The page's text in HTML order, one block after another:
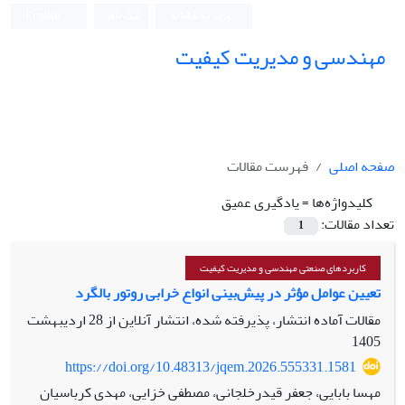
مهندسی و مدیریت کیفیت
صفحه اصلی
فهرست مقالات
کلیدواژه‌ها =یادگیری عمیق
تعداد مقالات:
1
کاربردهای صنعتی مهندسی و مدیریت کیفیت
تعیین عوامل مؤثر در پیش‌بینی انواع خرابی روتور بالگرد
مقالات آماده انتشار، پذیرفته شده، انتشار آنلاین از
28 اردیبهشت
1405
https://doi.org/10.48313/jqem.2026.555331.1581
مهسا بابایی، جعفر قیدرخلجانی، مصطفی خزایی، مهدی کرباسیان